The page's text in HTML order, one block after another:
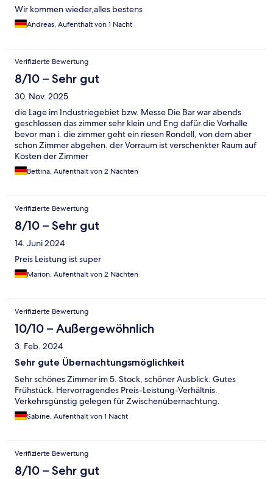
Wir kommen wieder,alles bestens
Andreas, Aufenthalt von 1 Nacht
Verifizierte Bewertung
8/10 – Sehr gut
30. Nov. 2025
die Lage im Industriegebiet bzw. Messe Die Bar war abends
geschlossen das zimmer sehr klein und Eng dafür die Vorhalle
bevor man i. die zimmer geht ein riesen Rondell, von dem aber
schon Zimmer abgehen. der Vorraum ist verschenkter Raum auf
Kosten der Zimmer
Bettina, Aufenthalt von 2 Nächten
Verifizierte Bewertung
8/10 – Sehr gut
14. Juni 2024
Preis Leistung ist super
Marion, Aufenthalt von 2 Nächten
Verifizierte Bewertung
10/10 – Außergewöhnlich
3. Feb. 2024
Sehr gute Übernachtungsmöglichkeit
Sehr schönes Zimmer im 5. Stock, schöner Ausblick. Gutes
Frühstück. Hervorragendes Preis-Leistung-Verhältnis.
Verkehrsgünstig gelegen für Zwischenübernachtung.
Sabine, Aufenthalt von 1 Nacht
Verifizierte Bewertung
8/10 – Sehr gut